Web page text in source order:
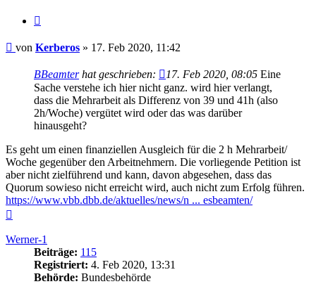
Beitrag
von Kerberos » 17. Feb 2020, 11:42
BBeamterhat geschrieben: 17. Feb 2020, 08:05 Eine
Sache verstehe ich hier nicht ganz. wird hier verlangt,
dass die Mehrarbeit als Differenz von 39 und 41h (also
2h/Woche) vergütet wird oder das was darüber
hinausgeht?
Es geht um einen finanziellen Ausgleich für die 2 h Mehrarbeit/
Woche gegenüber den Arbeitnehmern. Die vorliegende Petition ist
aber nicht zielführend und kann, davon abgesehen, dass das
Quorum sowieso nicht erreicht wird, auch nicht zum Erfolg führen.
https://www.vbb.dbb.de/aktuelles/news/n ... esbeamten/
Werner-1
Beiträge: 115
Registriert: 4. Feb 2020, 13:31
Behörde: Bundesbehörde